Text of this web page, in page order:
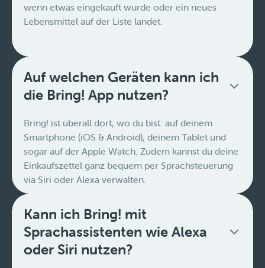
wenn etwas eingekauft wurde oder ein neues
Lebensmittel auf der Liste landet.
Auf welchen Geräten kann ich
die Bring! App nutzen?
Bring! ist überall dort, wo du bist: auf deinem
Smartphone (iOS & Android), deinem Tablet und
sogar auf der Apple Watch. Zudem kannst du deine
Einkaufszettel ganz bequem per Sprachsteuerung
via Siri oder Alexa verwalten.
Kann ich Bring! mit
Sprachassistenten wie Alexa
oder Siri nutzen?